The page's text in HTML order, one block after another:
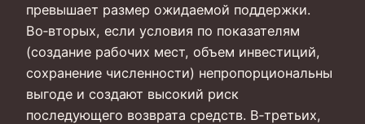
превышает размер ожидаемой поддержки.
Во‑вторых, если условия по показателям
(создание рабочих мест, объем инвестиций,
сохранение численности) непропорциональны
выгоде и создают высокий риск
последующего возврата средств. В‑третьих,